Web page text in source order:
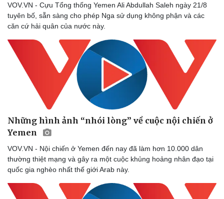
Thể thao
Bóng đá
Lịch thi đấu bóng đá
Thế giới thể thao
Hậu trường
Ô tô - Xe máy
Xe máy
VOV.VN - Cựu Tổng thống Yemen Ali Abdullah Saleh ngày 21/8
tuyên bố, sẵn sàng cho phép Nga sử dụng không phận và các
căn cứ hải quân của nước này.
Những hình ảnh “nhói lòng” về cuộc nội chiến ở
Yemen
VOV.VN - Nội chiến ở Yemen đến nay đã làm hơn 10.000 dân
thường thiệt mạng và gây ra một cuộc khủng hoảng nhân đạo tại
quốc gia nghèo nhất thế giới Arab này.